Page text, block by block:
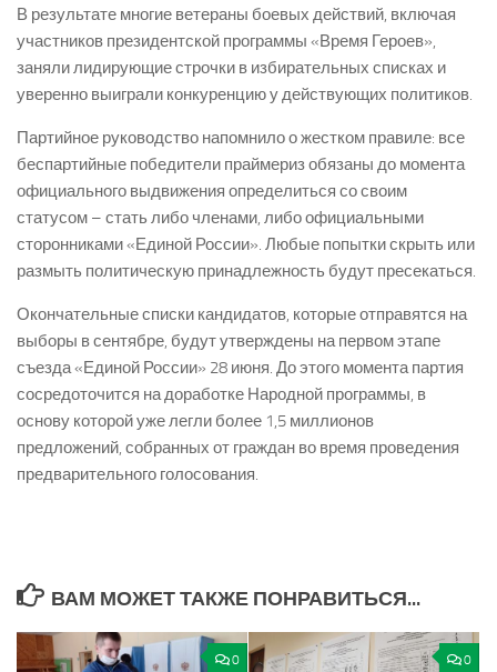
В результате многие ветераны боевых действий, включая
участников президентской программы «Время Героев»,
заняли лидирующие строчки в избирательных списках и
уверенно выиграли конкуренцию у действующих политиков.
Партийное руководство напомнило о жестком правиле: все
беспартийные победители праймериз обязаны до момента
официального выдвижения определиться со своим
статусом – стать либо членами, либо официальными
сторонниками «Единой России». Любые попытки скрыть или
размыть политическую принадлежность будут пресекаться.
Окончательные списки кандидатов, которые отправятся на
выборы в сентябре, будут утверждены на первом этапе
съезда «Единой России» 28 июня. До этого момента партия
сосредоточится на доработке Народной программы, в
основу которой уже легли более 1,5 миллионов
предложений, собранных от граждан во время проведения
предварительного голосования.
ВАМ МОЖЕТ ТАКЖЕ ПОНРАВИТЬСЯ...
0 0